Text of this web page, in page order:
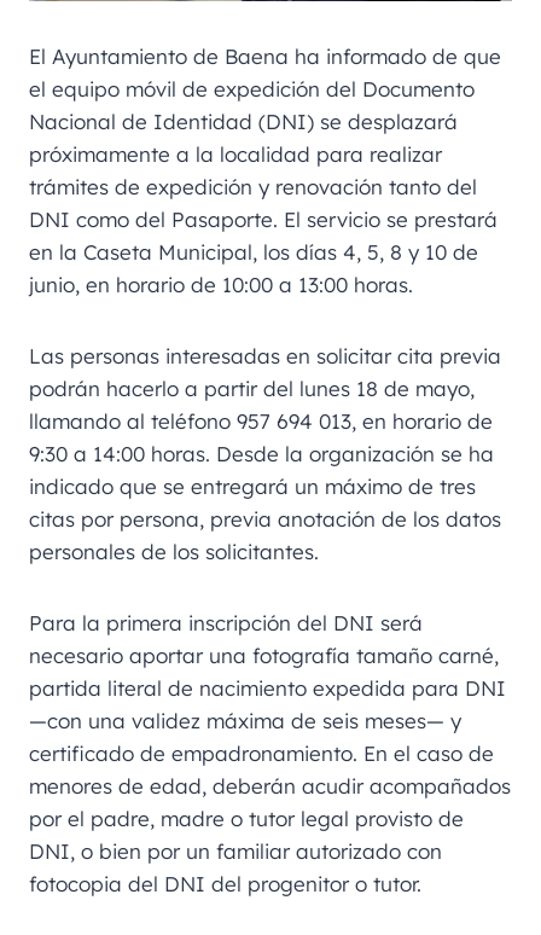
El Ayuntamiento de Baena ha informado de que
el equipo móvil de expedición del Documento
Nacional de Identidad (DNI) se desplazará
próximamente a la localidad para realizar
trámites de expedición y renovación tanto del
DNI como del Pasaporte. El servicio se prestará
en la Caseta Municipal, los días 4, 5, 8 y 10 de
junio, en horario de 10:00 a 13:00 horas.
Las personas interesadas en solicitar cita previa
podrán hacerlo a partir del lunes 18 de mayo,
llamando al teléfono 957 694 013, en horario de
9:30 a 14:00 horas. Desde la organización se ha
indicado que se entregará un máximo de tres
citas por persona, previa anotación de los datos
personales de los solicitantes.
Para la primera inscripción del DNI será
necesario aportar una fotografía tamaño carné,
partida literal de nacimiento expedida para DNI
—con una validez máxima de seis meses— y
certificado de empadronamiento. En el caso de
menores de edad, deberán acudir acompañados
por el padre, madre o tutor legal provisto de
DNI, o bien por un familiar autorizado con
fotocopia del DNI del progenitor o tutor.